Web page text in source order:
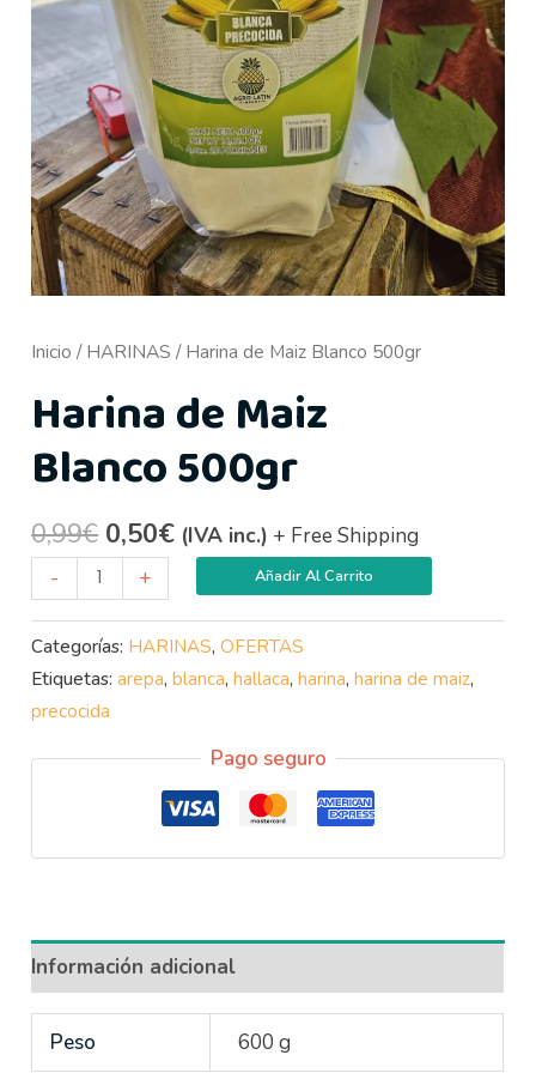
Inicio /HARINAS / Harina de Maiz Blanco 500gr
Harina de Maiz
Blanco 500gr
0,99€ 0,50€ (IVA inc.) + Free Shipping
-
+ Añadir Al Carrito
Categorías: HARINAS,OFERTAS
Etiquetas:arepa,blanca,hallaca,harina,harina de maiz,
precocida
Pago seguro
Información adicional
Peso 600 g